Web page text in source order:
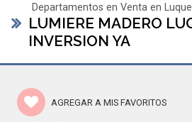
Departamentos en Venta en
LUMIERE MADERO
INVERSION YA
AGREGAR A MIS FAVORITOS